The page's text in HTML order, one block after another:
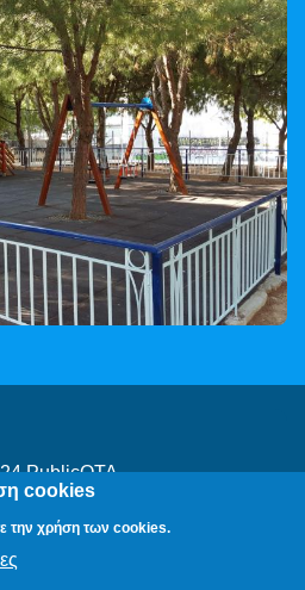
PublicOTA
|Cookies|Πολιτική Προστασίας
Δεδομένων
cookies
την χρήση των cookies.